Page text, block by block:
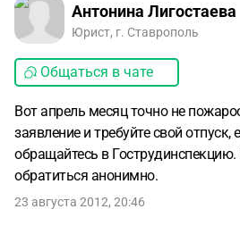
Антонина Лигостаева
Юрист, г. Ставрополь
Общаться в чате
Вот апрель месяц точно не
заявление и требуйте свой отпуск,
обращайтесь в
обратиться анонимно.
23 августа 2012, 20:46